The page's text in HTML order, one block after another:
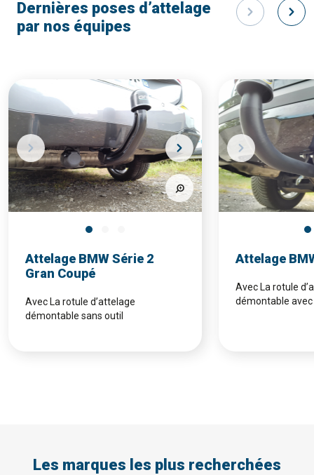
Dernières poses d’attelage
par nos équipes
Attelage BMW Série 2
Gran Coupé
Avec La rotule d’attelage
démontable sans outil
Attelage
Avec La rotule
démontable
Les marques les plus recherchées